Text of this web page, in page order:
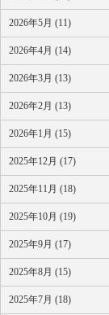
2026年5月 (11)
2026年4月 (14)
2026年3月 (13)
2026年2月 (13)
2026年1月 (15)
2025年12月 (17)
2025年11月 (18)
2025年10月 (19)
2025年9月 (17)
2025年8月 (15)
2025年7月 (18)